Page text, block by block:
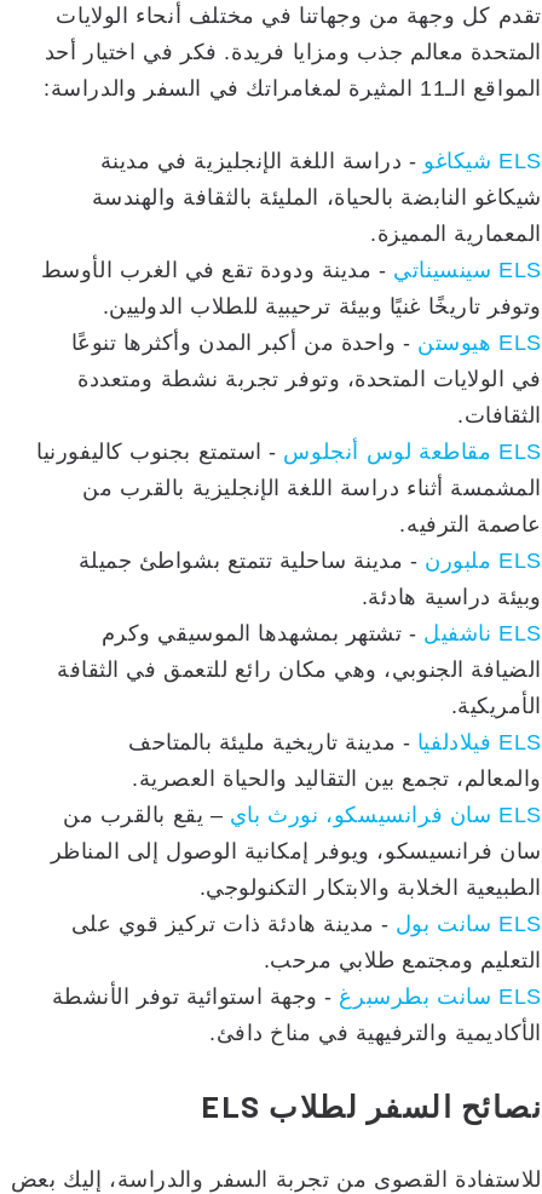
تقدم كل وجهة من وجهاتنا في مختلف أنحاء الولايات
المتحدة معالم جذب ومزايا فريدة. فكر في اختيار أحد
المواقع الـ11 المثيرة لمغامراتك في السفر والدراسة:
ELS شيكاغو
- دراسة اللغة الإنجليزية في مدينة
شيكاغو النابضة بالحياة، المليئة بالثقافة والهندسة
المعمارية المميزة.
ELS سينسيناتي
- مدينة ودودة تقع في الغرب الأوسط
وتوفر تاريخًا غنيًا وبيئة ترحيبية للطلاب الدوليين.
ELS هيوستن
- واحدة من أكبر المدن وأكثرها تنوعًا
في الولايات المتحدة، وتوفر تجربة نشطة ومتعددة
الثقافات.
ELS مقاطعة لوس أنجلوس
- استمتع بجنوب كاليفورنيا
المشمسة أثناء دراسة اللغة الإنجليزية بالقرب من
عاصمة الترفيه.
ELS ملبورن
- مدينة ساحلية تتمتع بشواطئ جميلة
وبيئة دراسية هادئة.
ELS ناشفيل
- تشتهر بمشهدها الموسيقي وكرم
الضيافة الجنوبي، وهي مكان رائع للتعمق في الثقافة
الأمريكية.
ELS فيلادلفيا
- مدينة تاريخية مليئة بالمتاحف
والمعالم، تجمع بين التقاليد والحياة العصرية.
ELS سان فرانسيسكو، نورث باي
– يقع بالقرب من
سان فرانسيسكو، ويوفر إمكانية الوصول إلى المناظر
الطبيعية الخلابة والابتكار التكنولوجي.
ELS سانت بول
- مدينة هادئة ذات تركيز قوي على
التعليم ومجتمع طلابي مرحب.
ELS سانت بطرسبرغ
- وجهة استوائية توفر الأنشطة
الأكاديمية والترفيهية في مناخ دافئ.
نصائح السفر لطلاب ELS
للاستفادة القصوى من تجربة السفر والدراسة، إليك بعض